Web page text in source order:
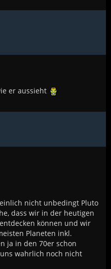
er aussieht
nicht unbedingt Pluto
dass wir in der heutigen
können und wir
Planeten inkl.
ja in den 70er schon
wahrlich noch nicht